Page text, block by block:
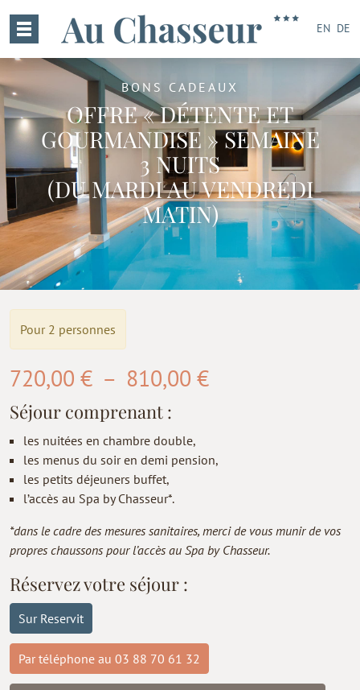
EN DE
BONS CADEAUX
OFFRE « DÉTENTE ET
GOURMANDISE » SEMAINE
3 NUITS
(DU MARDI AU VENDREDI
MATIN)
Pour 2 personnes
720,00 € – 810,00 €Plage
720,00 €
Séjour comprenant :
les nuitées en chambre double,
les menus du soir en demi pension,
les petits déjeuners buffet,
l’accès au Spa by Chasseur*.
*dans le cadre des mesures sanitaires, merci de vous munir de vos
propres chaussons pour l’accès au Spa by Chasseur.
Réservez votre séjour :
Sur Reservit
Par téléphone au 03 88 70 61 32